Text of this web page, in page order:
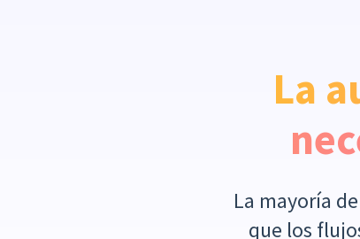
La
La mayoría
que los